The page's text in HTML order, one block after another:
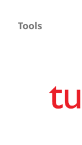
Tools